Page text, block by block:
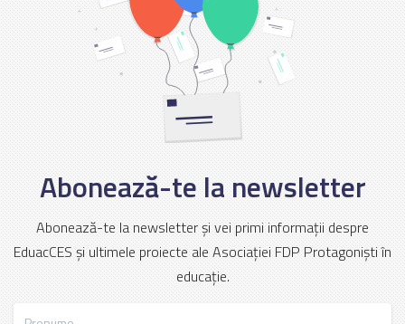
Abonează-te la newsletter
Abonează-te la newsletter și vei primi informații despre
EduacCES și ultimele proiecte ale Asociației FDP Protagoniști în
educație.